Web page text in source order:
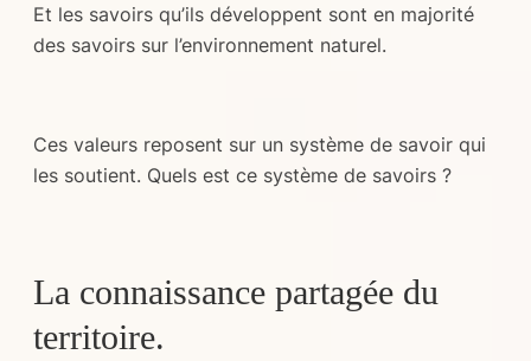
Et les savoirs qu’ils développent sont en majorité
des savoirs sur l’environnement naturel.
Ces valeurs reposent sur un système de savoir qui
les soutient. Quels est ce système de savoirs ?
La connaissance partagée du
territoire.